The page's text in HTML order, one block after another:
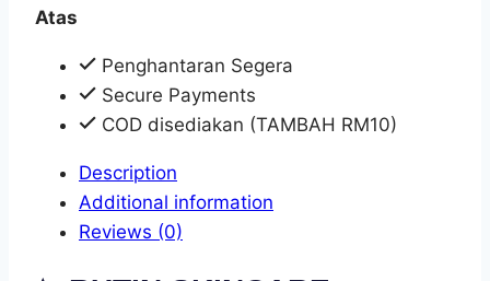
Atas
Penghantaran Segera
Secure Payments
COD disediakan (TAMBAH RM10)
Description
Additional information
Reviews (0)